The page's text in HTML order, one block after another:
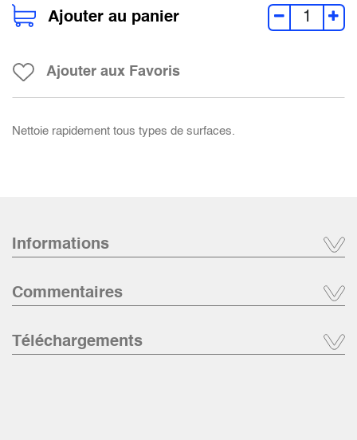
Ajouter au panier
Ajouter aux Favoris
Nettoie rapidement tous types de surfaces.
Informations
Commentaires
Téléchargements